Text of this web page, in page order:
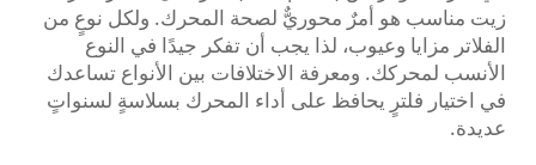
زيت مناسب هو أمرٌ محوريٌّ لصحة المحرك. ولكل نوعٍ من
الفلاتر مزايا وعيوب، لذا يجب أن تفكر جيدًا في النوع
الأنسب لمحركك. ومعرفة الاختلافات بين الأنواع تساعدك
في اختيار فلترٍ يحافظ على أداء المحرك بسلاسةٍ لسنواتٍ
عديدة.